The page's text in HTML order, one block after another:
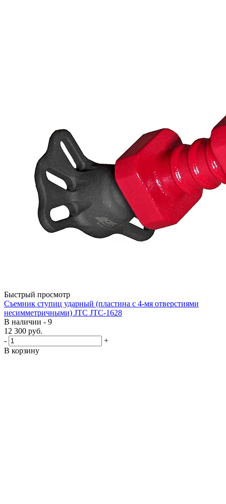
Быстрый просмотр
Съемник ступиц ударный (пластина с 4-мя отверстиями
несимметричными) JTC JTC-1628
В наличии - 9
12 300 руб.
-
+
В корзину